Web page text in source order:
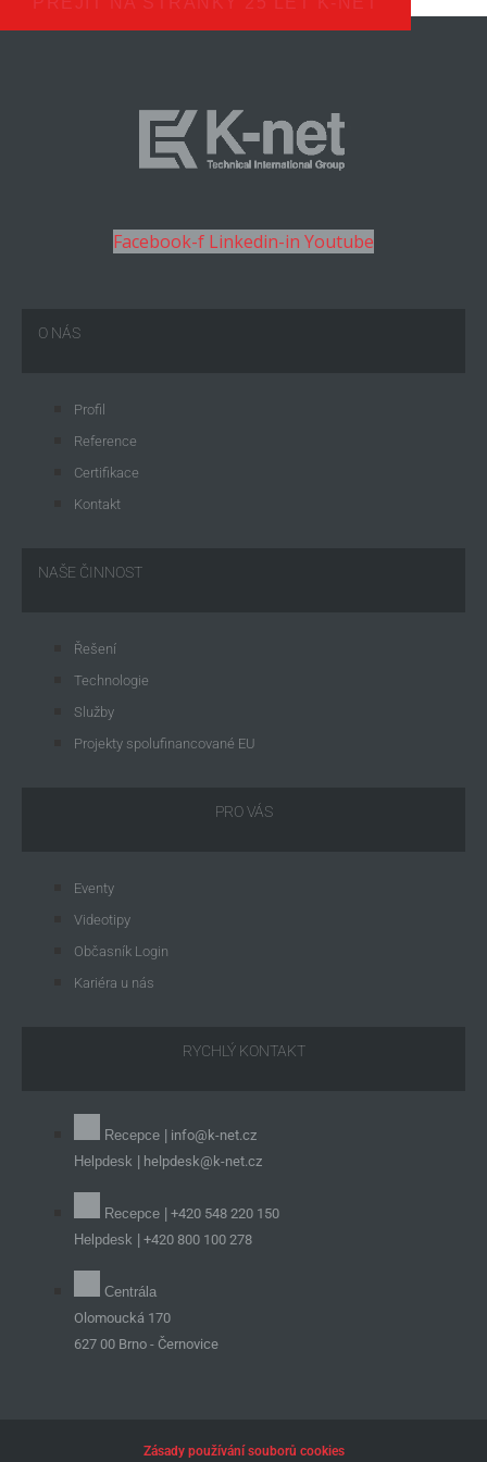
Facebook-f Linkedin-in Youtube
O NÁS
Profil
Reference
Certifikace
Kontakt
NAŠE ČINNOST
Řešení
Technologie
Služby
Projekty spolufinancované EU
PRO VÁS
Eventy
Videotipy
Občasník Login
Kariéra u nás
RYCHLÝ KONTAKT
Recepce |
info@k-net.cz
Helpdesk |
helpdesk@k-net.cz
Recepce |
+420 548 220 150
Helpdesk |
+420 800 100 278
Centrála
Olomoucká 170
627 00 Brno - Černovice
Zásady používání souborů cookies